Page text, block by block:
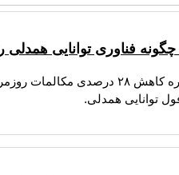
فناوری توانایی همدلی
تحلیل گزارش نشریه آتلانتیک
توانایی همدلی.